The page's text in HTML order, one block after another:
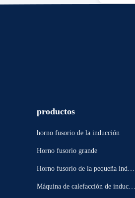
productos
horno fusorio de la inducción
Horno fusorio grande
Horno fusorio de la pequeña induc
Máquina de calefacción de inducci